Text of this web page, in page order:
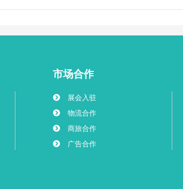
市场合作
展会入驻
物流合作
商旅合作
广告合作